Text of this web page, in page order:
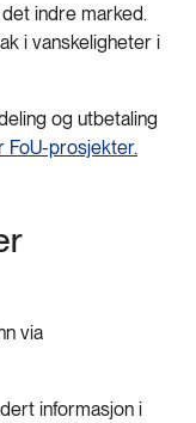
indre marked.
i vanskeligheter i
og utbetaling
FoU-prosjekter.
via
informasjon i